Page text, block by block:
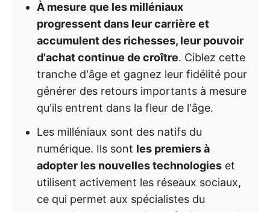
À mesure que les milléniaux
progressent dans leur carrière et
accumulent des richesses, leur pouvoir
d'achat continue de croître. Ciblez cette
tranche d'âge et gagnez leur fidélité pour
générer des retours importants à mesure
qu'ils entrent dans la fleur de l'âge.
Les milléniaux sont des natifs du
numérique. Ils sont les premiers à
adopter les nouvelles technologies et
utilisent activement les réseaux sociaux,
ce qui permet aux spécialistes du